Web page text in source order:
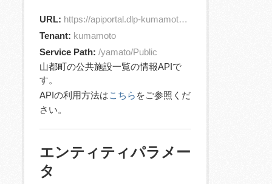
URL: https://apiportal.dlp-kumamoto.jp/orion/v2/entities?id=jp.yamatoTown.PublicFacility.1
Tenant: kumamoto
Service Path: /yamato/Public
山都町の公共施設一覧の情報APIで
す。
APIの利用方法はこちら をご参照くだ
さい。
エンティティパラメー
タ